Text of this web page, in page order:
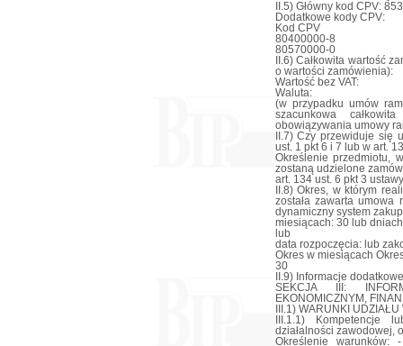
II.5) Główny kod CPV:
Dodatkowe kody CPV:
Kod CPV
80400000-8
80570000-0
II.6) Całkowita wartość
o wartości zamówienia):
Wartość bez VAT:
Waluta:
(w przypadku umów
szacunkowa
obowiązywania umowy
II.7) Czy przewiduje się
ust. 1 pkt 6 i 7 lub w art.
Określenie przedmiotu,
zostaną udzielone
art. 134 ust. 6 pkt 3
II.8) Okres, w którym
została zawarta umowa
dynamiczny system
miesiącach: 30 lub
lub
data rozpoczęcia: lub
Okres w miesiącach
30
II.9) Informacje
SEKCJA III:
EKONOMICZNYM,
III.1) WARUNKI
III.1.1) Kompetencje
działalności zawodowej,
Określenie warunków: